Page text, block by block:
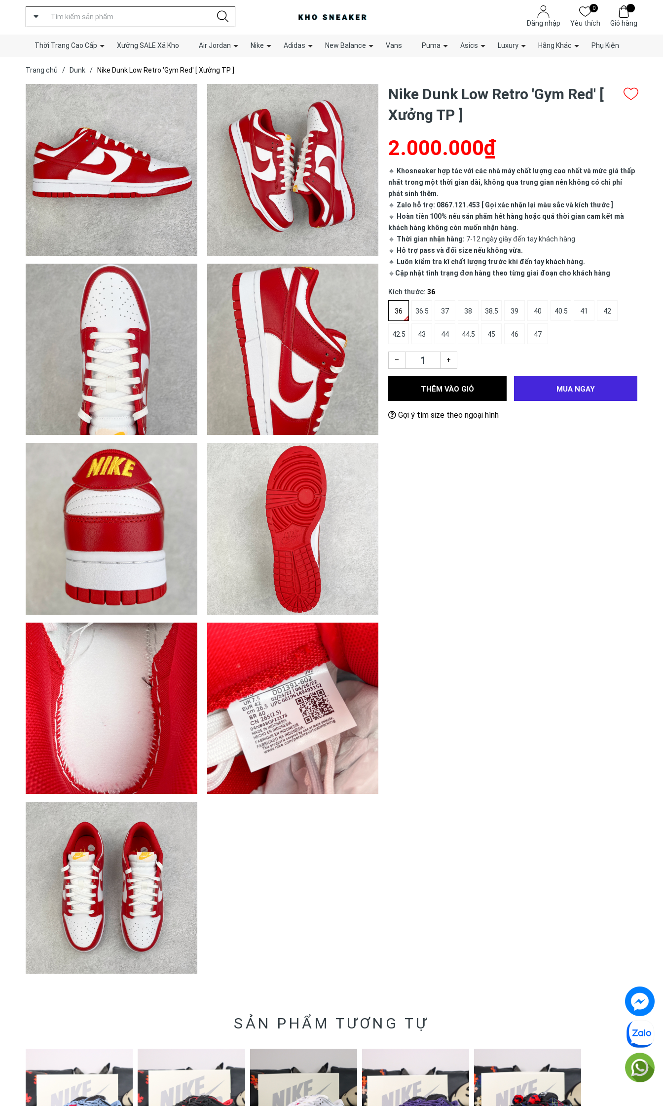
Đăng nhập
0
Yêu thích Giỏ hàng
Thời Trang Cao Cấp Xưởng SALE Xả Kho Air Jordan Nike Adidas New Balance Vans Puma Asics Luxury Hãng Khác Phụ Kiện
Trang chủ / Dunk / Nike Dunk Low Retro 'Gym Red' [ Xưởng TP ]
Nike Dunk Low Retro 'Gym Red' [
Xưởng TP ]
2.000.000₫
🔹 Khosneaker hợp tác với các nhà máy chất lượng cao nhất và mức giá thấp
nhất trong một thời gian dài, không qua trung gian nên không có chi phí
phát sinh thêm.
🔹 Zalo hỗ trợ: 0867.121.453 [ Gọi xác nhận lại màu sắc và kích thước ]
🔹 Hoàn tiền 100% nếu sản phẩm hết hàng hoặc quá thời gian cam kết mà
khách hàng không còn muốn nhận hàng.
🔹 Thời gian nhận hàng: 7-12 ngày giày đến tay khách hàng
🔹 Hỗ trợ pass và đổi size nếu không vừa.
🔹 Luôn kiểm tra kĩ chất lượng trước khi đến tay khách hàng.
🔹 Cập nhật tình trạng đơn hàng theo từng giai đoạn cho khách hàng
Kích thước: 36
36 36.5 37 38 38.5 39 40 40.5 41 42
42.5 43 44 44.5 45 46 47
– +
THÊM VÀO GIỎ MUA NGAY
Gợi ý tìm size theo ngoại hình
SẢN PHẨM TƯƠNG TỰ